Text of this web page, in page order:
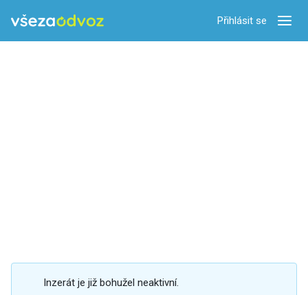
Přihlásit se
Inzerát je již bohužel neaktivní.